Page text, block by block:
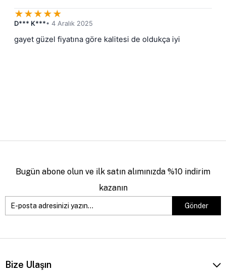
★★★★★
D*** K***• 4 Aralık 2025
gayet güzel fiyatına göre kalitesi de oldukça iyi
Bugün abone olun ve ilk satın alımınızda %10 indirim
kazanın
Gönder
Bize Ulaşın